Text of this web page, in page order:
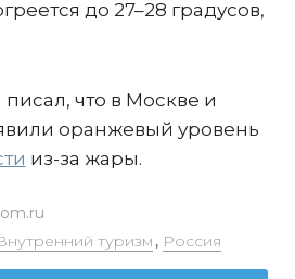
до 27–28 градусов,
что в Москве и
оранжевый уровень
из-за жары.
туризм , Россия